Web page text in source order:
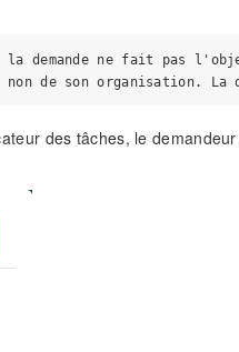
la demande ne fait pas
des tâches, le